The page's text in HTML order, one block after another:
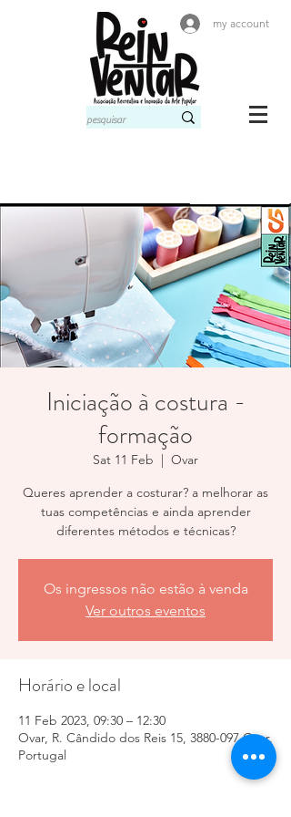
my account
Iniciação à costura -
formação
Sat 11 Feb
  |
Ovar
Queres aprender a costurar? a melhorar as
tuas competências e ainda aprender
diferentes métodos e técnicas?
Os ingressos não estão à venda
Ver outros eventos
Horário e local
11 Feb 2023, 09:30 – 12:30
Ovar, R. Cândido dos Reis 15, 3880-097 Ovar,
Portugal